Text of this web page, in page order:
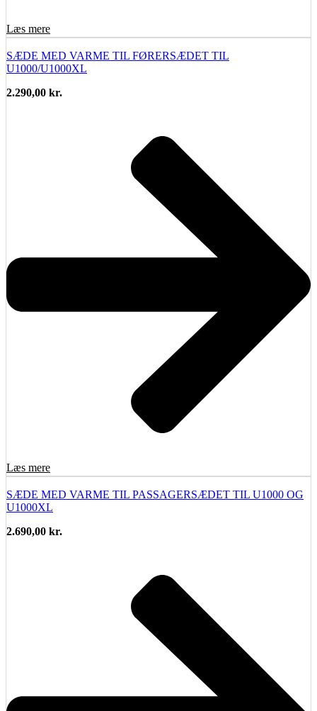
Læs mere
SÆDE MED VARME TIL FØRERSÆDET TIL
U1000/U1000XL
2.290,00 kr.
Læs mere
SÆDE MED VARME TIL PASSAGERSÆDET TIL U1000 OG
U1000XL
2.690,00 kr.